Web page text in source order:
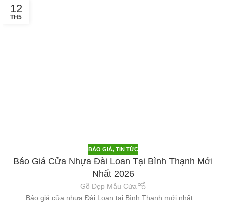
12
TH5
BÁO GIÁ, TIN TỨC
Báo Giá Cửa Nhựa Đài Loan Tại Bình Thạnh Mới
Nhất 2026
Gỗ Đẹp Mẫu Cửa
Báo giá cửa nhựa Đài Loan tại Bình Thạnh mới nhất ...